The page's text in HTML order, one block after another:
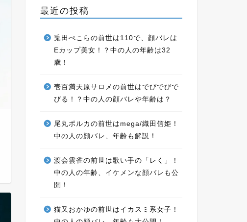
最近の投稿
兎田ぺこらの前世は110で、顔バレは
Eカップ美女！？中の人の年齢は32
歳！
壱百満天原サロメの前世はでびでびで
びる！？中の人の顔バレや年齢は？
尾丸ポルカの前世はmega/織田信姫！
中の人の顔バレ、年齢も解説！
渡会雲雀の前世は歌い手の「レく」！
中の人の年齢、イケメンな顔バレも公
開！
猫又おかゆの前世はイカスミ系女子！